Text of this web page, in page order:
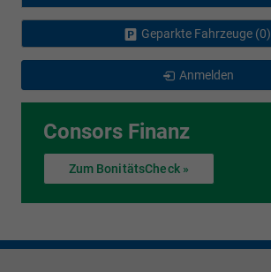
Geparkte Fahrzeuge (0)
Anmelden
Consors Finanz
Zum BonitätsCheck »